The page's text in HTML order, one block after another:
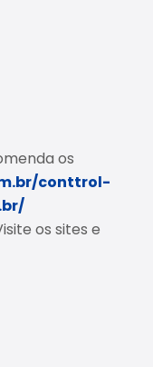
os
conttrol-
os sites e